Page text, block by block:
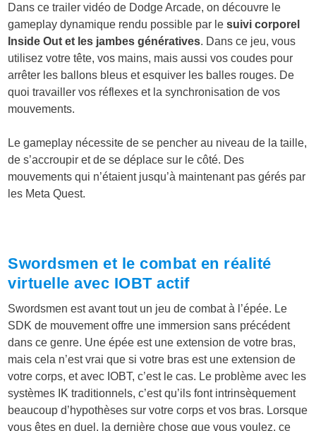
Dans ce trailer vidéo de Dodge Arcade, on découvre le
gameplay dynamique rendu possible par le suivi corporel
Inside Out et les jambes génératives. Dans ce jeu, vous
utilisez votre tête, vos mains, mais aussi vos coudes pour
arrêter les ballons bleus et esquiver les balles rouges. De
quoi travailler vos réflexes et la synchronisation de vos
mouvements.
Le gameplay nécessite de se pencher au niveau de la taille,
de s’accroupir et de se déplace sur le côté. Des
mouvements qui n’étaient jusqu’à maintenant pas gérés par
les Meta Quest.
Swordsmen et le combat en réalité
virtuelle avec IOBT actif
Swordsmen est avant tout un jeu de combat à l’épée. Le
SDK de mouvement offre une immersion sans précédent
dans ce genre. Une épée est une extension de votre bras,
mais cela n’est vrai que si votre bras est une extension de
votre corps, et avec IOBT, c’est le cas. Le problème avec les
systèmes IK traditionnels, c’est qu’ils font intrinsèquement
beaucoup d’hypothèses sur votre corps et vos bras. Lorsque
vous êtes en duel, la dernière chose que vous voulez, ce